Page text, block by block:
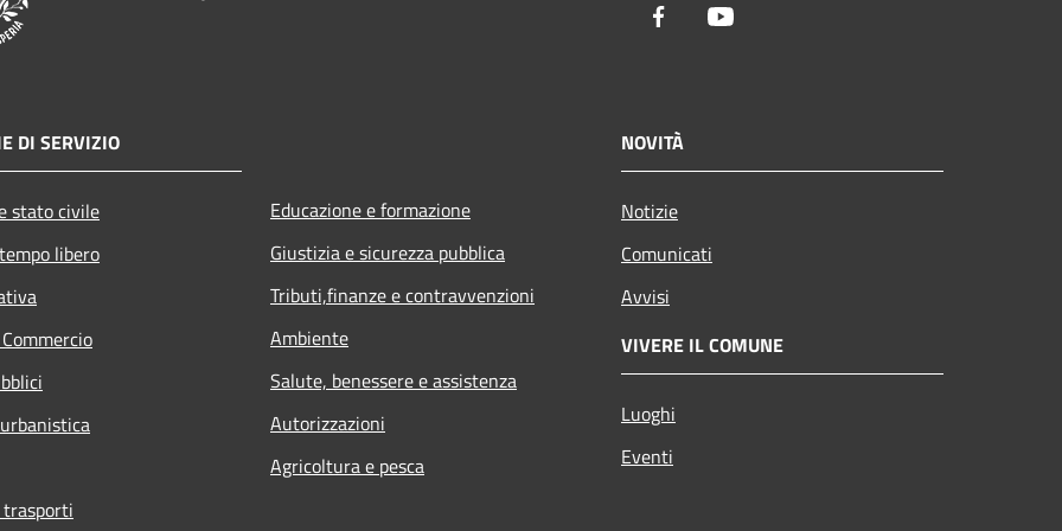
Facebook
DI SERVIZIO
stato civile
libero
Educazione e formazione
Giustizia e sicurezza pubblica
Tributi,finanze e contravvenzioni
Ambiente
Salute, benessere e assistenza
Autorizzazioni
Agricoltura e pesca
NOVITÀ
Notizie
Comunicati
Avvisi
VIVERE IL COMUNE
Luoghi
Eventi